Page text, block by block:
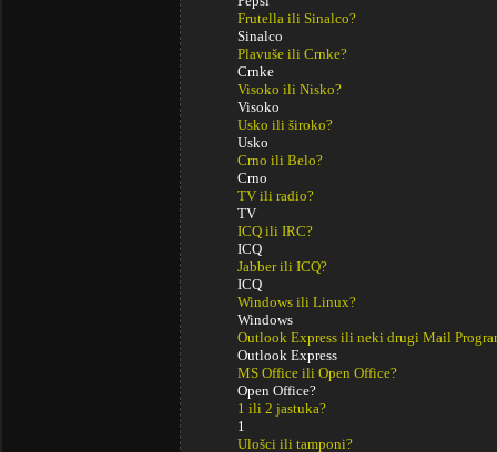
Frutella ili Sinalco?
Sinalco
Plavuše ili Crnke?
Crnke
Visoko ili Nisko?
Visoko
Usko ili široko?
Usko
Crno ili Belo?
Crno
TV ili radio?
TV
ICQ ili IRC?
ICQ
Jabber ili ICQ?
ICQ
Windows ili Linux?
Windows
Outlook Express ili neki drugi Mail
Outlook Express
MS Office ili Open Office?
Open Office?
1 ili 2 jastuka?
1
Ulošci ili tamponi?